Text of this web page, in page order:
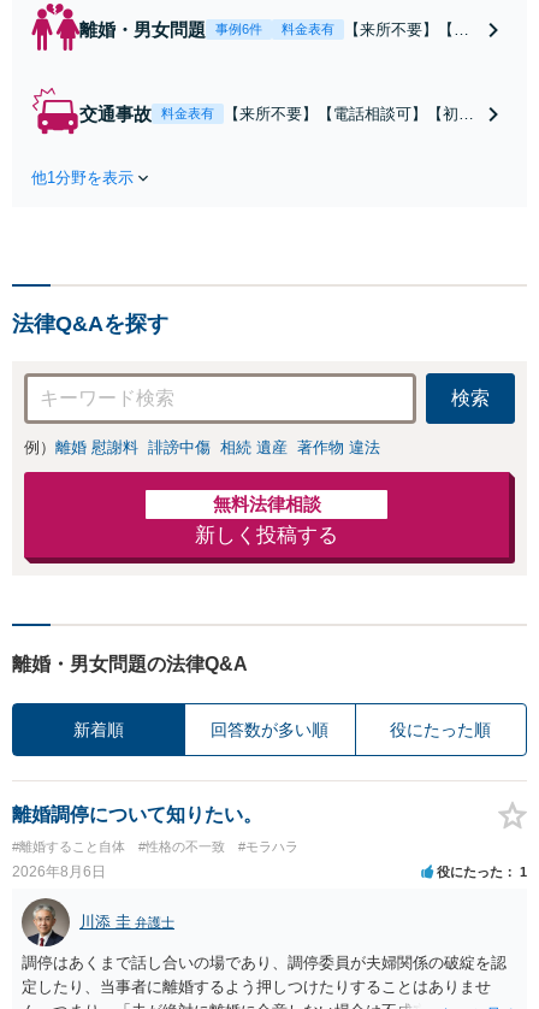
離婚・男女問題 事例6件 料金表有
【来所不要】【電
争点を整理し、見
交通事故 料金表有
【来所不要】【電話相談可】【初回
他1分野を表示
法律Q&Aを探す
検索
例） 離婚 慰謝料 誹謗中傷 相続 遺産 著作物 違法
無料法律相談
新しく投稿する
離婚・男女問題の法律Q&A
新着順 回答数が多い順 役にたった順
離婚調停について知りたい。
#離婚すること自体 #性格の不一致 #モラハラ
2026年8月6日 役にたった 1
川添 圭 弁護士
調停はあくまで話し合いの場であり、調停委員が夫婦関係の破綻を認
定したり、当事者に離婚するよう押しつけたりすることはありませ